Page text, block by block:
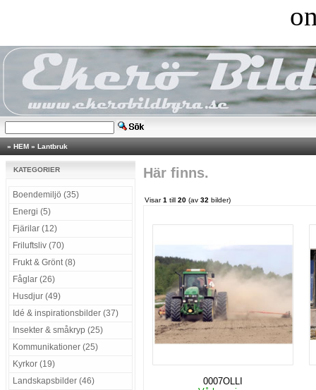
» HEM » Lantbruk
KATEGORIER
Boendemiljö (35)
Energi (5)
Fjärilar (12)
Friluftsliv (70)
Frukt & Grönt (8)
Fåglar (26)
Husdjur (49)
Idé & inspirationsbilder (37)
Insekter & småkryp (25)
Kommunikationer (25)
Kyrkor (19)
Landskapsbilder (46)
Här finns.
Visar1 till 20 (av 32 bilder)
0007OLLI